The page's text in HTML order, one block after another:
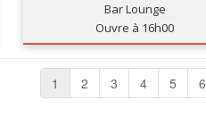
Bar Lounge
Ouvre à 16h00
1 2 3 4 5 6